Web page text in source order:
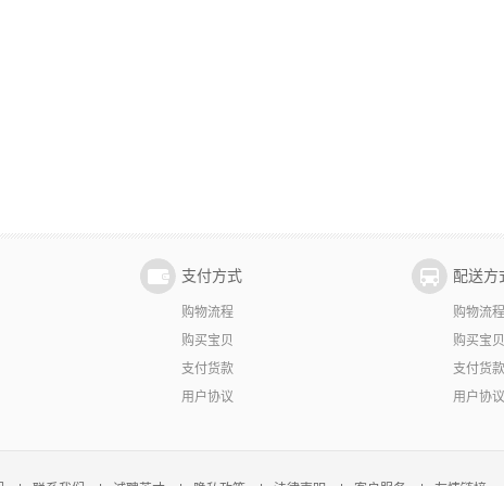
支付方式
购物流程
购买宝贝
支付货款
用户协议
配送方
购物流程
购买宝贝
支付货款
用户协议